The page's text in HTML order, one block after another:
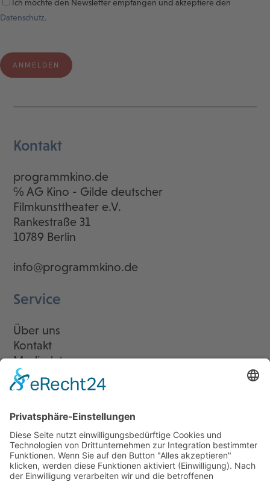
Ich möchte den Newsletter empfangen und akzeptiere den
Datenschutz.
Kontakt
programmkino.de
℅ AG Kino - Gilde deutscher
Filmkunsttheater e.V.
Rankestraße 31
10789 Berlin
info@programmkino.de
Service
Über uns
Kontakt
Mediadaten
Newsletter
LogIn
Legal
Impressum
Datenschutzerklärung